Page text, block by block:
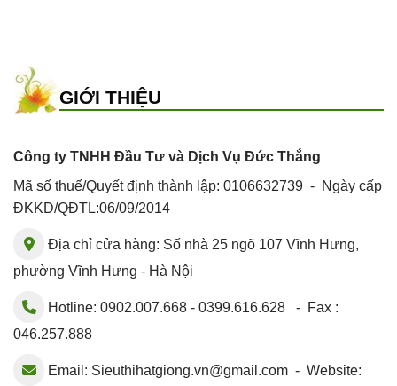
GIỚI THIỆU
Công ty TNHH Đầu Tư và Dịch Vụ Đức Thắng
Mã số thuế/Quyết định thành lập: 0106632739 - Ngày cấp
ĐKKD/QĐTL:06/09/2014
Địa chỉ cửa hàng: Số nhà 25 ngõ 107 Vĩnh Hưng,
phường Vĩnh Hưng - Hà Nội
Hotline: 0902.007.668 - 0399.616.628 - Fax :
046.257.888
Email: Sieuthihatgiong.vn@gmail.com - Website: